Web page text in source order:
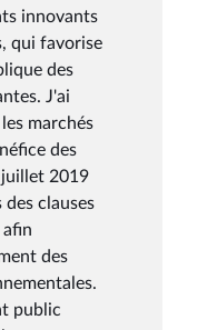
innovants
qui favorise
des
J'ai
marchés
des
juillet 2019
clauses
afin
des
public